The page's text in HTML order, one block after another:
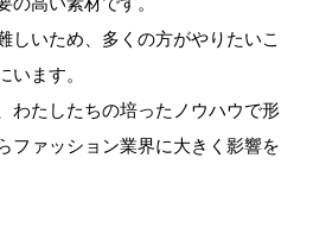
しいため、多くの方がやりたいこ
います。
わたしたちの培ったノウハウで形
ファッション業界に大きく影響を